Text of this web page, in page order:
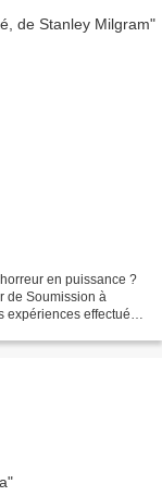
en puissance ?
de Soumission à
effectuées